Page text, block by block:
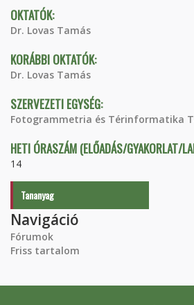
OKTATÓK:
Dr. Lovas Tamás
KORÁBBI OKTATÓK:
Dr. Lovas Tamás
SZERVEZETI EGYSÉG:
Fotogrammetria és Térinformatika
HETI ÓRASZÁM (ELŐADÁS/GYAKORLAT/
14
Tananyag
Navigáció
Fórumok
Friss tartalom